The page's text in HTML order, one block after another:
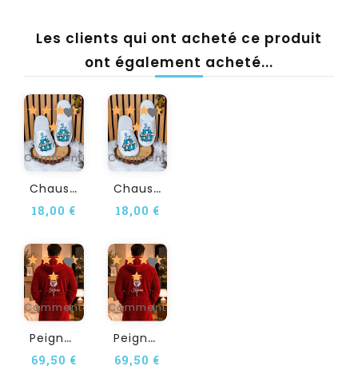
Les clients qui ont acheté ce produit
ont également acheté...
1
Commentaire(s)
C
Haussons Adulte...
18,00 €
1
Commentaire(s)
P
Eignoir Adulte...
69,50 €
1
Commentaire(s)
C
Haussons Adulte...
18,00 €
1
Commentaire(s)
P
Eignoir Adulte...
69,50 €